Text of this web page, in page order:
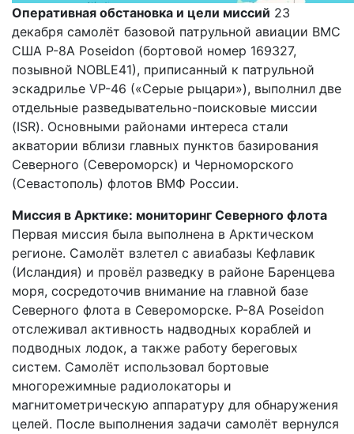
Оперативная обстановка и цели миссий 23
декабря самолёт базовой патрульной авиации ВМС
США P-8A Poseidon (бортовой номер 169327,
позывной NOBLE41), приписанный к патрульной
эскадрилье VP-46 («Серые рыцари»), выполнил две
отдельные разведывательно-поисковые миссии
(ISR). Основными районами интереса стали
акватории вблизи главных пунктов базирования
Северного (Североморск) и Черноморского
(Севастополь) флотов ВМФ России.
Миссия в Арктике: мониторинг Северного флота
Первая миссия была выполнена в Арктическом
регионе. Самолёт взлетел с авиабазы Кефлавик
(Исландия) и провёл разведку в районе Баренцева
моря, сосредоточив внимание на главной базе
Северного флота в Североморске. P-8A Poseidon
отслеживал активность надводных кораблей и
подводных лодок, а также работу береговых
систем. Самолёт использовал бортовые
многорежимные радиолокаторы и
магнитометрическую аппаратуру для обнаружения
целей. После выполнения задачи самолёт вернулся